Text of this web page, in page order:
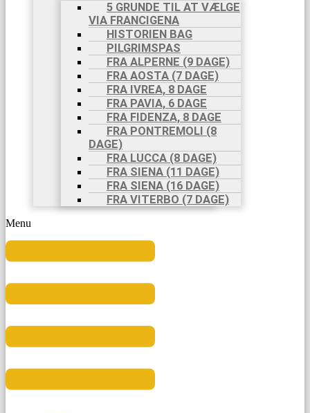
5 GRUNDE TIL AT VÆLGE
VIA FRANCIGENA
HISTORIEN BAG
PILGRIMSPAS
FRA ALPERNE (9 DAGE)
FRA AOSTA (7 DAGE)
FRA IVREA, 8 DAGE
FRA PAVIA, 6 DAGE
FRA FIDENZA, 8 DAGE
FRA PONTREMOLI (8
DAGE)
FRA LUCCA (8 DAGE)
FRA SIENA (11 DAGE)
FRA SIENA (16 DAGE)
FRA VITERBO (7 DAGE)
Menu